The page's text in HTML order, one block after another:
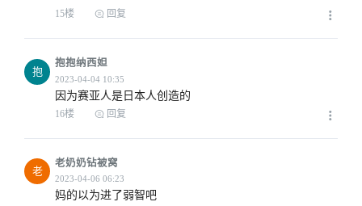
15楼 回复
抱
抱抱纳西妲
因为赛亚人是日本人创造的
16楼 回复
老
老奶奶钻被窝
妈的以为进了弱智吧